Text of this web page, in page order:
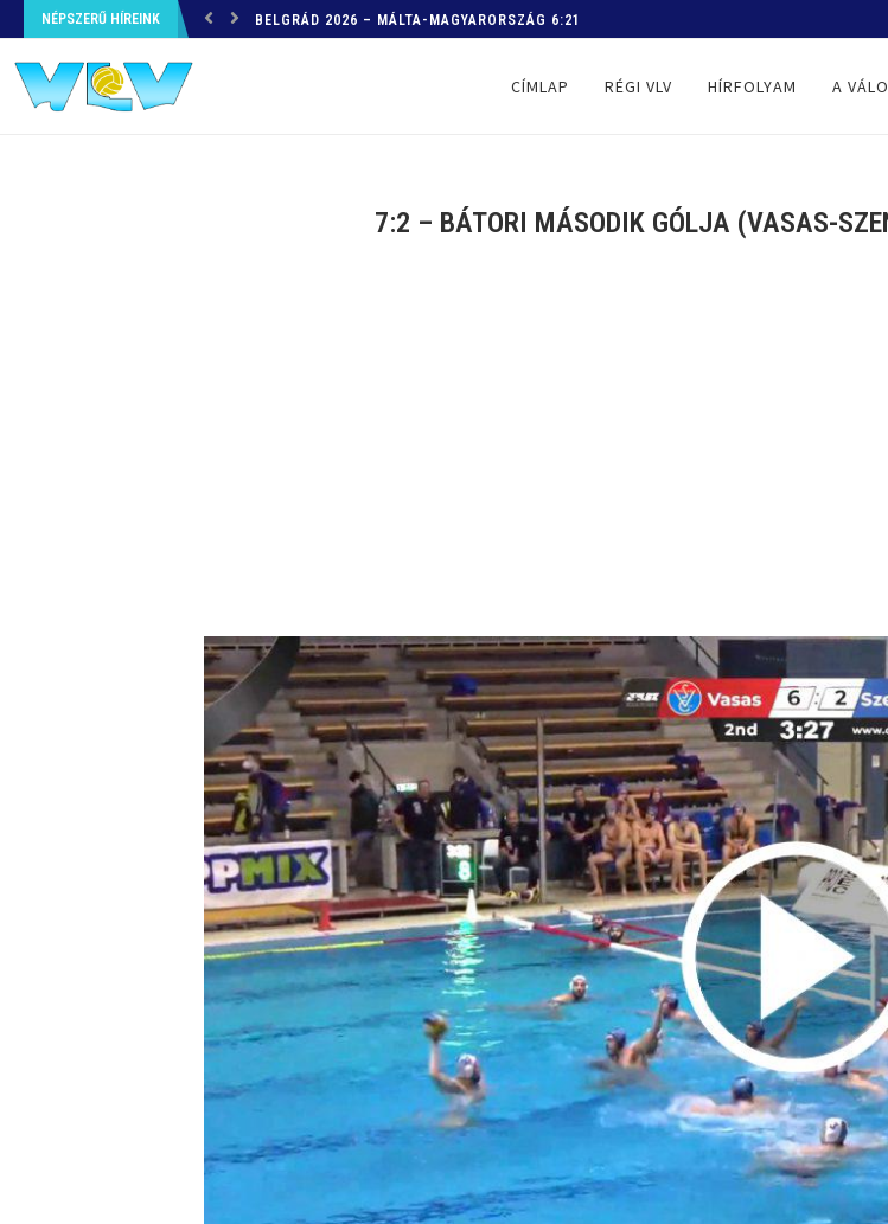
NÉPSZERŰ HÍREINK HELYZETKÉP AZ EB-RŐL – A TOVÁBBI PROGRAM
CÍMLAP RÉGI VLV HÍRFOLYAM A
7:2 – BÁTORI MÁSODIK GÓLJA (VASAS-